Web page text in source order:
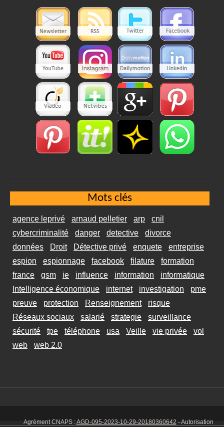
Mots clés
agence leprivé arnaud pelletier arp
cnil
cybercriminalité
danger detective
divorce
données
Droit Détective privé enquete
entreprise
espion
espionnage facebook filature
formation
france
gsm ie influence information
informatique
Intelligence économique
internet investigation
pme
preuve
protection Renseignement
risque
Réseaux sociaux
salarié strategie
surveillance
sécurité
tpe téléphone usa Veille vie privée
vol
web
web 2.0
Agrément CNAPS :AGD-095-2023-10-29-20180360642 - Autorisation